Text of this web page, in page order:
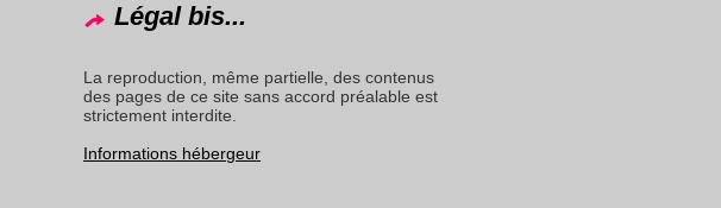
Légal bis...
La reproduction, même partielle, des contenus
des pages de ce site sans accord préalable est
strictement interdite.
Informations hébergeur